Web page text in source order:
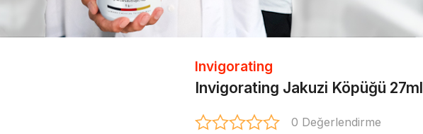
Invigorating
Invigorating Jakuzi Köpüğü 27ml
0 Değerlendirme